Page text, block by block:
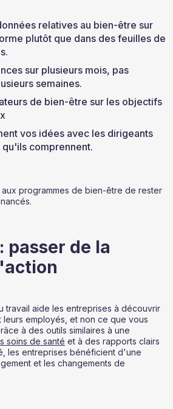
relatives au bien-être sur
plutôt que dans des feuilles de
sur plusieurs mois, pas
semaines.
de bien-être sur les objectifs
vos idées avec les dirigeants
qu'ils comprennent.
programmes de bien-être de rester
passer de la
travail aide les entreprises à découvrir
employés, et non ce que vous
à des outils similaires à une
soins de santé et à des rapports clairs
les entreprises bénéficient d'une
et les changements de